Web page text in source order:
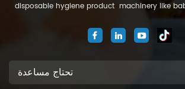
disposable hygiene product machinery like
machine. We are located in Jinjiang city, Fujian
تحتاج مساعدة